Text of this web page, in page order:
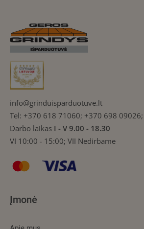
info@grinduisparduotuve.lt
Tel: +370 618 71060; +370 698
Darbo laikas I - V 9.00 - 18.30
VI 10:00 - 15:00; VII Nedirbame
Įmonė